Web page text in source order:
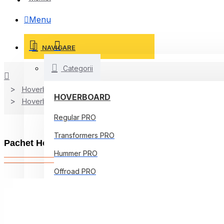
Menu
NAVIGARE
Categorii
HOVERBOARD
Regular PRO
Transformers PRO
Hummer PRO
Offroad PRO
Hoverboard
Hoverboard Kart
Pachet Hoverboard 10 inch cu Scaun Standard,